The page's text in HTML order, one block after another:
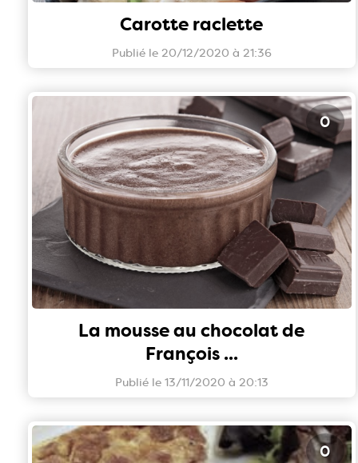
Carotte raclette
Publié le 20/12/2020 à 21:36
La mousse au chocolat de
François ...
Publié le 13/11/2020 à 20:13
0
0